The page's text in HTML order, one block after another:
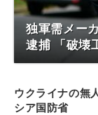
独軍需メー
逮捕 「破壊
ウクライナの無
シア国防省